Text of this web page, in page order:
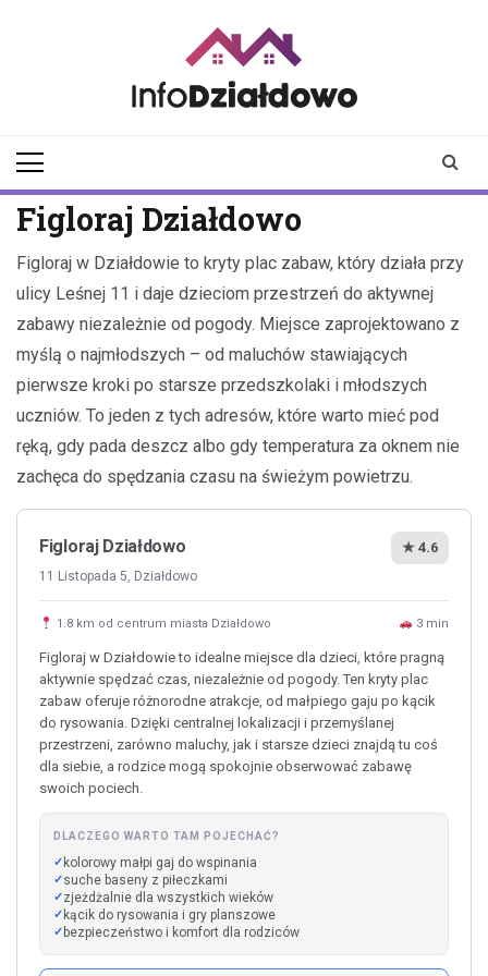
Figloraj Działdowo
Figloraj w Działdowie to kryty plac zabaw, który działa przy
ulicy Leśnej 11 i daje dzieciom przestrzeń do aktywnej
zabawy niezależnie od pogody. Miejsce zaprojektowano z
myślą o najmłodszych – od maluchów stawiających
pierwsze kroki po starsze przedszkolaki i młodszych
uczniów. To jeden z tych adresów, które warto mieć pod
ręką, gdy pada deszcz albo gdy temperatura za oknem nie
zachęca do spędzania czasu na świeżym powietrzu.
Figloraj Działdowo
11 Listopada 5, Działdowo
★ 4.6
1.8 km od centrum miasta Działdowo 3 min
Figloraj w Działdowie to idealne miejsce dla dzieci, które pragną
aktywnie spędzać czas, niezależnie od pogody. Ten kryty plac
zabaw oferuje różnorodne atrakcje, od małpiego gaju po kącik
do rysowania. Dzięki centralnej lokalizacji i przemyślanej
przestrzeni, zarówno maluchy, jak i starsze dzieci znajdą tu coś
dla siebie, a rodzice mogą spokojnie obserwować zabawę
swoich pociech.
DLACZEGO WARTO TAM POJECHAĆ?
kolorowy małpi gaj do wspinania
suche baseny z piłeczkami
zjeżdżalnie dla wszystkich wieków
kącik do rysowania i gry planszowe
bezpieczeństwo i komfort dla rodziców